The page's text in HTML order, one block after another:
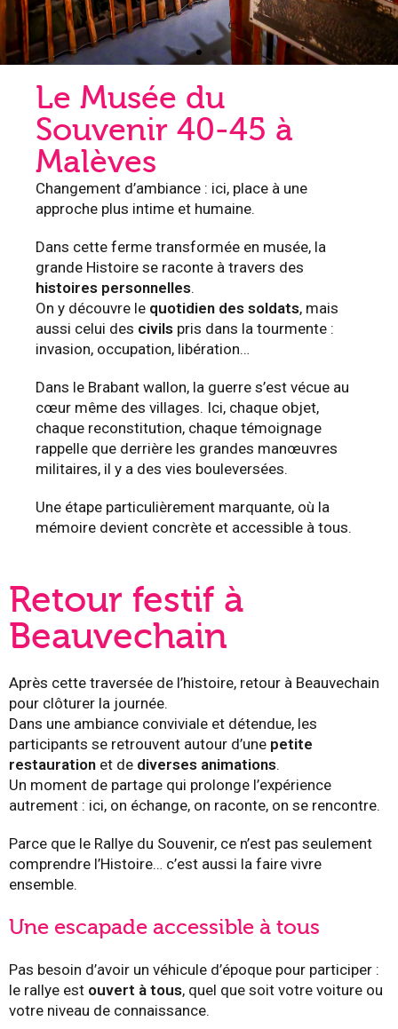
Le Musée du
Souvenir 40-45 à
Malèves
Changement d’ambiance : ici, place à une
approche plus intime et humaine.
Dans cette ferme transformée en musée, la
grande Histoire se raconte à travers des
histoires personnelles.
On y découvre le quotidien des soldats, mais
aussi celui des civils pris dans la tourmente :
invasion, occupation, libération…
Dans le Brabant wallon, la guerre s’est vécue au
cœur même des villages. Ici, chaque objet,
chaque reconstitution, chaque témoignage
rappelle que derrière les grandes manœuvres
militaires, il y a des vies bouleversées.
Une étape particulièrement marquante, où la
mémoire devient concrète et accessible à tous.
Retour festif à
Beauvechain
Après cette traversée de l’histoire, retour à Beauvechain
pour clôturer la journée.
Dans une ambiance conviviale et détendue, les
participants se retrouvent autour d’une petite
restauration et de diverses animations.
Un moment de partage qui prolonge l’expérience
autrement : ici, on échange, on raconte, on se rencontre.
Parce que le Rallye du Souvenir, ce n’est pas seulement
comprendre l’Histoire… c’est aussi la faire vivre
ensemble.
Une escapade accessible à tous
Pas besoin d’avoir un véhicule d’époque pour participer :
le rallye est ouvert à tous, quel que soit votre voiture ou
votre niveau de connaissance.